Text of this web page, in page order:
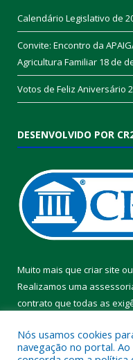
Calendário Legislativo de
Convite: Encontro da
Agricultura Familiar 18 de
Votos de Feliz Aniversário
DESENVOLVIDO POR
Muito mais que criar site ou
Realizamos uma
contrato que todas as
Conheça oPNTPe oRadar
Nós usamos cookies
navegação no portal.